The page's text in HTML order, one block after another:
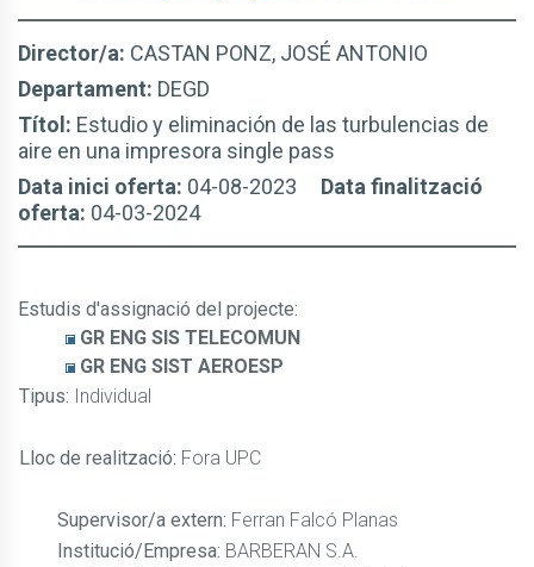
Director/a: CASTAN PONZ, JOSÉ ANTONIO
Departament: DEGD
Títol: Estudio y eliminación de las turbulencias de
aire en una impresora single pass
Data inici oferta: 04-08-2023 Data finalització
oferta: 04-03-2024
Estudis d'assignació del projecte:
GR ENG SIS TELECOMUN
GR ENG SIST AEROESP
Tipus: Individual
Lloc de realització: Fora UPC
Supervisor/a extern: Ferran Falcó Planas
Institució/Empresa: BARBERAN S.A.